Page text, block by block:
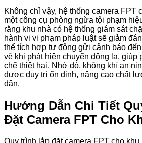
Không chỉ vậy, hệ thống camera FPT
một công cụ phòng ngừa tội phạm
rằng khu nhà có hệ thống giám sát
hành vi vi phạm pháp luật sẽ giảm
thể tích hợp tự động gửi cảnh báo
vệ khi phát hiện chuyển động lạ, giúp
chế thiệt hại. Nhờ đó, không khí an
được duy trì ổn định, nâng cao chất
dân.
Hướng Dẫn Chi Tiết
Đặt Camera FPT Cho
Quy trình lắp đặt camera FPT cho